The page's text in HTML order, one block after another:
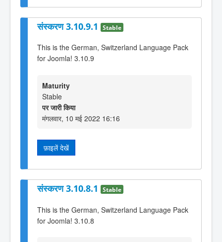
संस्करण 3.10.9.1 Stable
This is the German, Switzerland Language Pack
for Joomla! 3.10.9
Maturity
Stable
पर जारी किया
मंगलवार, 10 मई 2022 16:16
फ़ाइलें देखें
संस्करण 3.10.8.1 Stable
This is the German, Switzerland Language Pack
for Joomla! 3.10.8